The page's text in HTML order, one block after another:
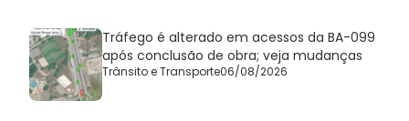
Tráfego é alterado em acessos da BA-099
após conclusão de obra; veja mudanças
Trânsito e Transporte06/08/2026